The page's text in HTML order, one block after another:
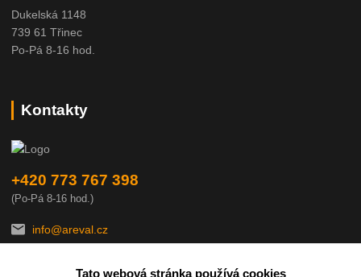
Dukelská 1148
739 61 Třinec
Po-Pá 8-16 hod.
Kontakty
+420 773 767 398
(Po-Pá 8-16 hod.)
info@areval.cz
Tato webová stránka používá cookies